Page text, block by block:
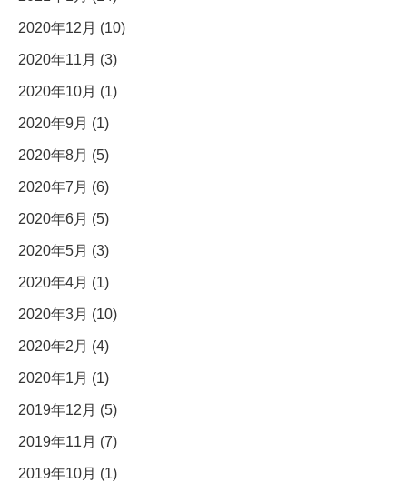
2020年12月 (10)
2020年11月 (3)
2020年10月 (1)
2020年9月 (1)
2020年8月 (5)
2020年7月 (6)
2020年6月 (5)
2020年5月 (3)
2020年4月 (1)
2020年3月 (10)
2020年2月 (4)
2020年1月 (1)
2019年12月 (5)
2019年11月 (7)
2019年10月 (1)